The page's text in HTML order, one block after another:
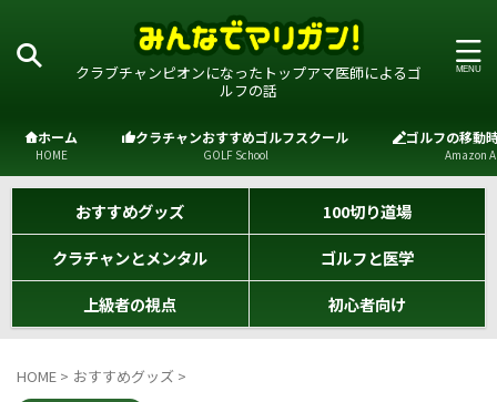
クラブチャンピオンになったトップアマ医師によるゴ
ルフの話
ホーム
HOME
クラチャンおすすめゴルフスクール
GOLF School
ゴルフの移動
Amazon
おすすめグッズ
100切り道場
クラチャンとメンタル
ゴルフと医学
上級者の視点
初心者向け
HOME > おすすめグッズ >